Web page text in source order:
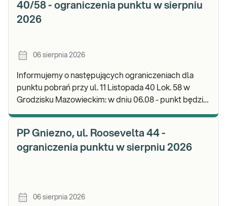
40/58 - ograniczenia punktu w sierpniu
2026
06 sierpnia 2026
Informujemy o następujących ograniczeniach dla
punktu pobrań przy ul. 11 Listopada 40 Lok. 58 w
Grodzisku Mazowieckim: w dniu 06.08 - punkt będzie
PP Gniezno, ul. Roosevelta 44 -
ograniczenia punktu w sierpniu 2026
06 sierpnia 2026